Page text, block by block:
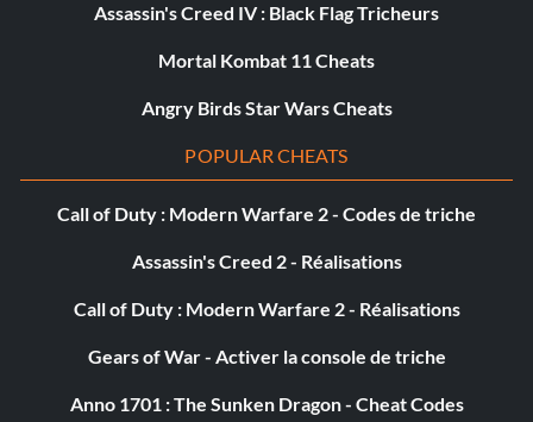
Assassin's Creed IV : Black Flag Tricheurs
Mortal Kombat 11 Cheats
Angry Birds Star Wars Cheats
POPULAR CHEATS
Call of Duty : Modern Warfare 2 - Codes de triche
Assassin's Creed 2 - Réalisations
Call of Duty : Modern Warfare 2 - Réalisations
Gears of War - Activer la console de triche
Anno 1701 : The Sunken Dragon - Cheat Codes